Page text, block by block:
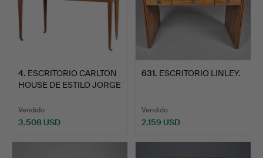
4. ESCRITORIO CARLTON
HOUSE DE ESTILO JORGE
Vendido
3.508 USD
631. ESCRITORIO LINLEY.
Vendido
2.159 USD